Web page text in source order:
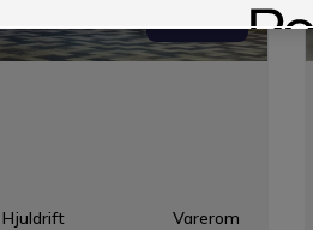
Hjuldrift Varerom